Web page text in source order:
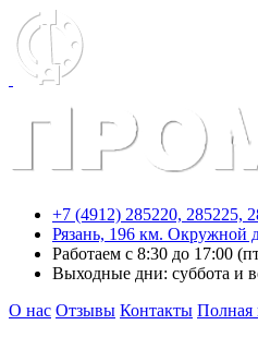
+7 (4912) 285220, 285225,
Рязань, 196 км. Окружной
Работаем с 8:30 до 17:00
Выходные дни: суббота и
О нас Отзывы Контакты Полная